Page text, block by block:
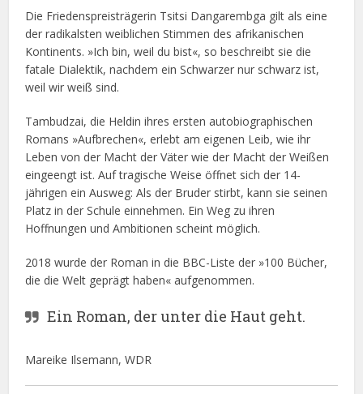
Die Friedenspreisträgerin Tsitsi Dangarembga gilt als eine
der radikalsten weiblichen Stimmen des afrikanischen
Kontinents. »Ich bin, weil du bist«, so beschreibt sie die
fatale Dialektik, nachdem ein Schwarzer nur schwarz ist,
weil wir weiß sind.
Tambudzai, die Heldin ihres ersten autobiographischen
Romans »Aufbrechen«, erlebt am eigenen Leib, wie ihr
Leben von der Macht der Väter wie der Macht der Weißen
eingeengt ist. Auf tragische Weise öffnet sich der 14-
jährigen ein Ausweg: Als der Bruder stirbt, kann sie seinen
Platz in der Schule einnehmen. Ein Weg zu ihren
Hoffnungen und Ambitionen scheint möglich.
2018 wurde der Roman in die BBC-Liste der »100 Bücher,
die die Welt geprägt haben« aufgenommen.
Ein Roman, der unter die Haut geht.
Mareike Ilsemann, WDR